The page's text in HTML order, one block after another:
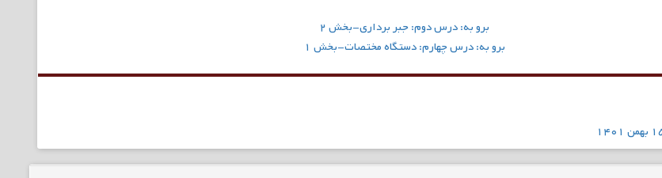
برو به: درس دوم: جبر برداری-بخش ۲
برو به: درس چهارم: دستگاه‌ مختصات-بخش ۱
۱۴۰۱